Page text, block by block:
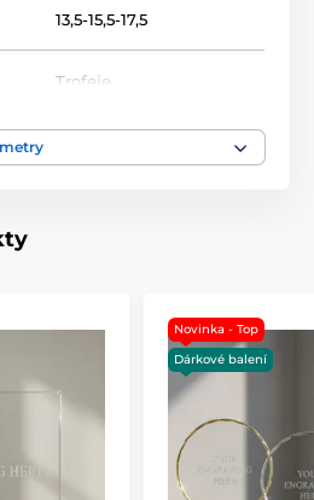
13,5-15,5-17,5
Trofeje
Novinka - Top
Dárkové balení